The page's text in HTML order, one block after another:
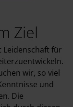
Ziel
Leidenschaft für
wir, so viel
und
Die